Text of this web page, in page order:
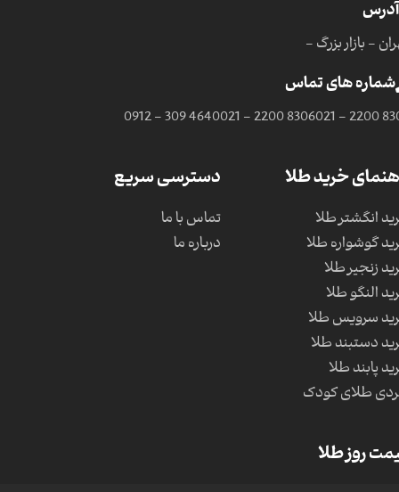
آدرس
- بازار بزرگ -
شماره های تماس
021 - 2200
021 - 2200 8306
0912 - 309 4640
خرید طلا
انگشتر طلا
گوشواره طلا
زنجیر طلا
النگو طلا
سرویس طلا
دستبند طلا
پابند طلا
طلای کودک
دسترسی سریع
تماس با ما
درباره ما
روز طلا